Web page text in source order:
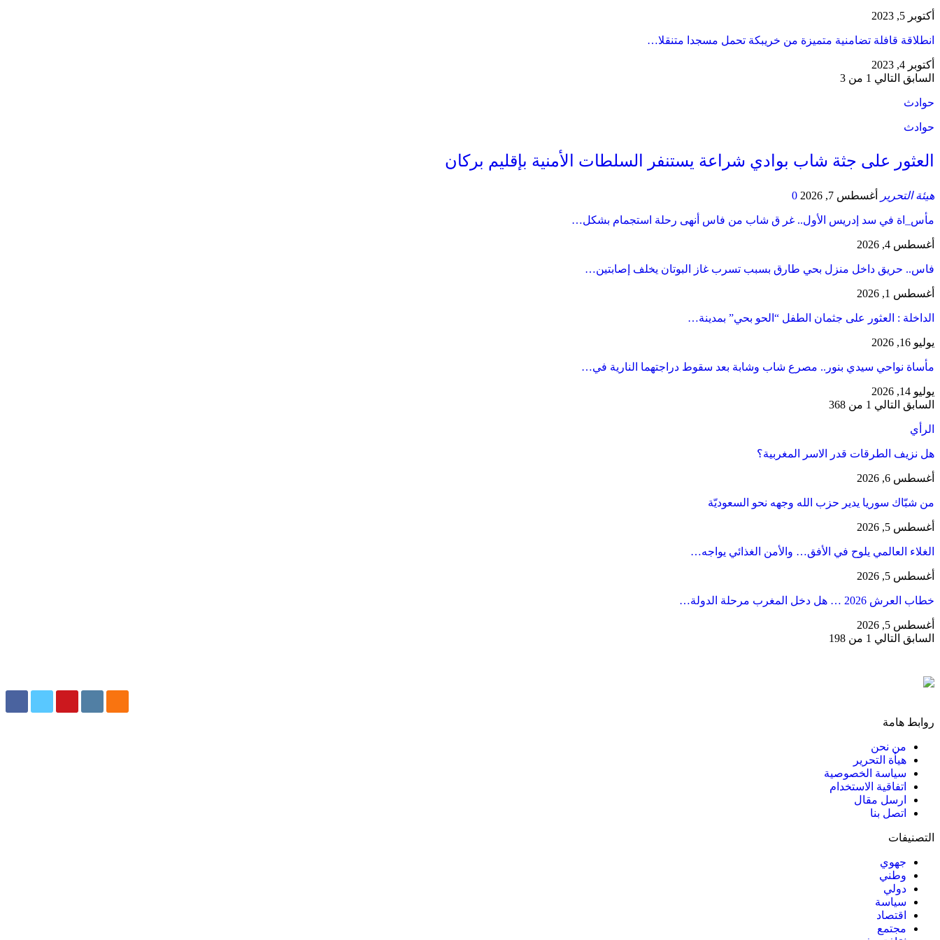
أكتوبر 5, 2023
انطلاقة قافلة تضامنية متميزة من خريبكة تحمل مسجدا متنقلا…
أكتوبر 4, 2023
السابق التالي 1 من 3
حوادث
حوادث
العثور على جثة شاب بوادي شراعة يستنفر السلطات الأمنية بإقليم بركان
هيئة التحرير أغسطس 7, 2026 0
مأس_اة في سد إدريس الأول.. غر ق شاب من فاس أنهى رحلة استجمام بشكل…
أغسطس 4, 2026
فاس.. حريق داخل منزل بحي طارق بسبب تسرب غاز البوتان يخلف إصابتين…
أغسطس 1, 2026
​الداخلة : العثور على جثمان الطفل “الحو بحي” بمدينة…
يوليو 16, 2026
مأساة نواحي سيدي بنور.. مصرع شاب وشابة بعد سقوط دراجتهما النارية في…
يوليو 14, 2026
السابق التالي 1 من 368
الرأي
هل نزيف الطرقات قدر الاسر المغربية؟
أغسطس 6, 2026
من شبّاك سوريا يدير حزب الله وجهه نحو السعوديّة
أغسطس 5, 2026
الغلاء العالمي يلوح في الأفق… والأمن الغذائي يواجه…
أغسطس 5, 2026
خطاب العرش 2026 … هل دخل المغرب مرحلة الدولة…
أغسطس 5, 2026
السابق التالي 1 من 198
روابط هامة
من نحن
هيأة التحرير
سياسة الخصوصية
اتفاقية الاستخدام
ارسل مقال
اتصل بنا
التصنيفات
جهوي
وطني
دولي
سياسة
اقتصاد
مجتمع